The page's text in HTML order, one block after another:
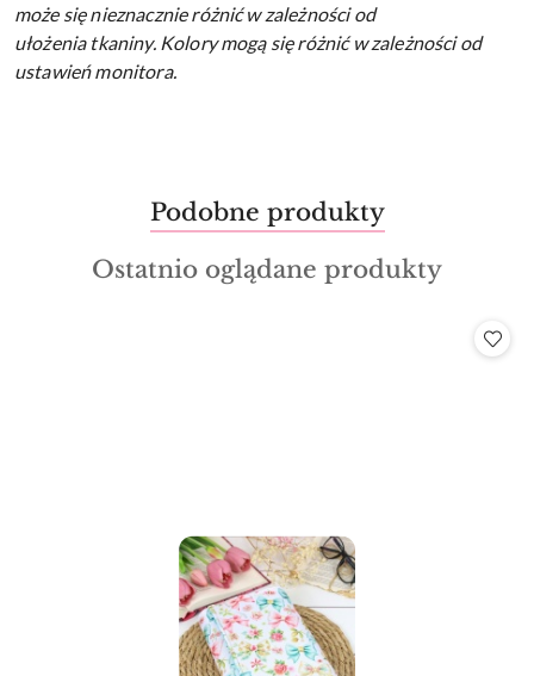
może się nieznacznie różnić w zależności od
ułożenia tkaniny. Kolory mogą się różnić w zależności od
ustawień monitora.
Pomiń karuzelę produktów
Produkty
o
statusie:
Podobne produkty
Produkty
Ostatnio oglądane produkty